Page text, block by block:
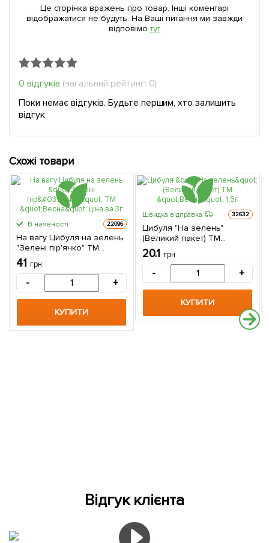
Це сторінка вражень про товар. Інші коментарі
відображатися не будуть. На Ваші питання ми завжди
відповімо тут
0 відгуків (загальний рейтинг: 0)
Поки немає відгуків. Будьте першим, хто залишить
відгук
Схожі товари
В наявності. 22096
На вагу Цибуля на зелень
"Зелені пір'ячко" ТМ
"Весна" ціна за 3г
41 грн
- +
КУПИТИ
Швидка відправка 32632
Цибуля "На зелень"
(Великий пакет) ТМ
"Весна" 1,5г
20.1 грн
- +
КУПИТИ
Відгук клієнта